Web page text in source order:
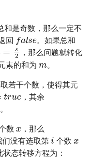
和是奇数，那么一定不
回
false
。如果总和
=s 2
，那么问题就转化
素的和为
m
。
若干个数，使得其元
tru e
，其余
]
。
数 ，那么
们没有选取第 个数
状态转移方程为：